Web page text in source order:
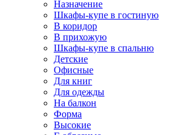
Назначение
Шкафы-купе в гостиную
В коридор
В прихожую
Шкафы-купе в спальню
Детские
Офисные
Для книг
Для одежды
На балкон
Форма
Высокие